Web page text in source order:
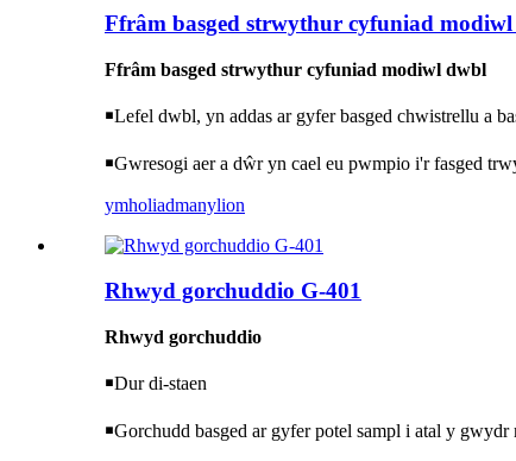
Ffrâm basged strwythur cyfuniad modiwl
Ffrâm basged strwythur cyfuniad modiwl dwbl
￭Lefel dwbl, yn addas ar gyfer basged chwistrellu a
￭Gwresogi aer a dŵr yn cael eu pwmpio i'r fasged
ymholiadmanylion
Rhwyd ​​gorchuddio G-401
Rhwyd ​​gorchuddio
￭Dur di-staen
￭Gorchudd basged ar gyfer potel sampl i atal y gwydr